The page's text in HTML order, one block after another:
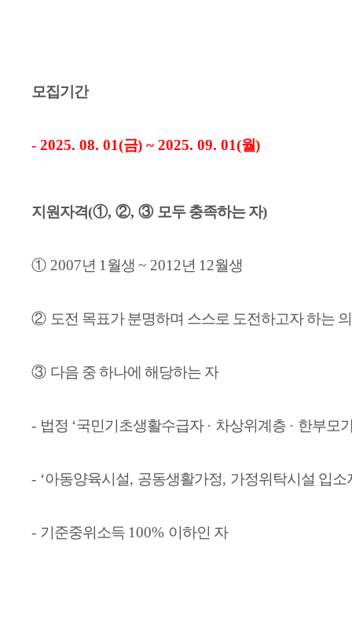
모집기간
- 2025. 08. 01(금) ~ 2025. 09. 01(월)
지원자격(①, ②, ③ 모두 충족하는 자)
① 2007년 1 월생 ~ 2012년 12월생
② 도전 목표가 분명하며 스스로 도전하고자 하는
③ 다음 중 하나에 해당하는 자
- 법정 ‘국민기초생활수급자 · 차상위계층 · 한부모
- ‘아동양육시설, 공동생활가정, 가정위탁시설 입소
- 기준중위소득 100% 이하인 자